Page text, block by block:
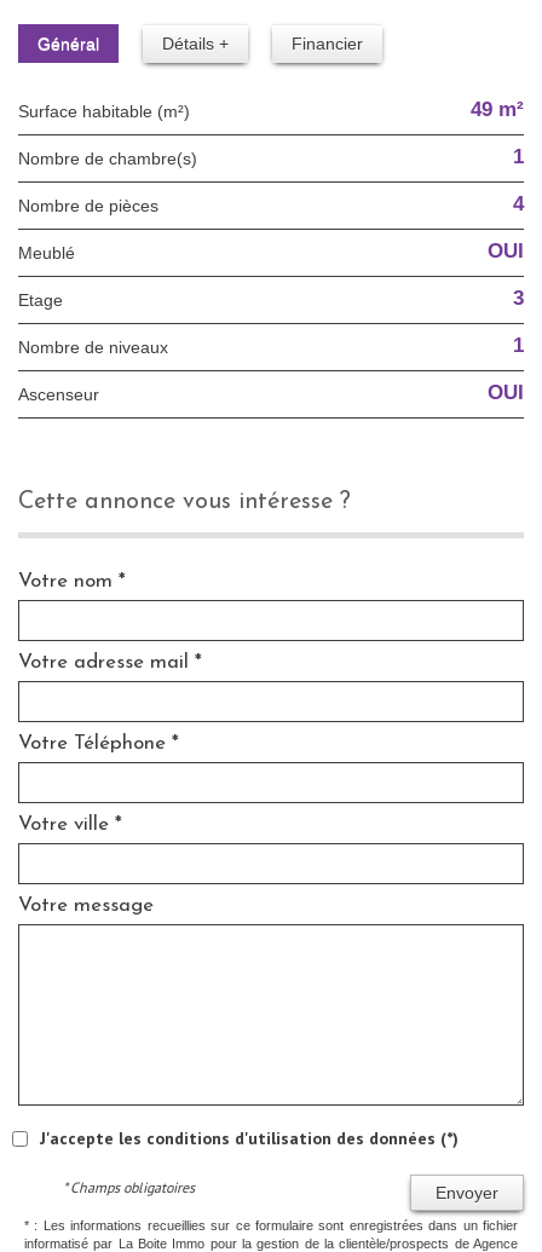
Général Détails + Financier
Surface habitable (m²) 49 m²
Nombre de chambre(s) 1
Nombre de pièces 4
Meublé OUI
Etage 3
Nombre de niveaux 1
Ascenseur OUI
cette annonce vous intéresse ?
Votre nom *
Votre adresse mail *
Votre Téléphone *
Votre ville *
Votre message
J'accepte les conditions d'utilisation des données (*)
Envoyer
* Champs obligatoires
* : Les informations recueillies sur ce formulaire sont enregistrées dans un fichier
informatisé par La Boite Immo pour la gestion de la clientèle/prospects de Agence